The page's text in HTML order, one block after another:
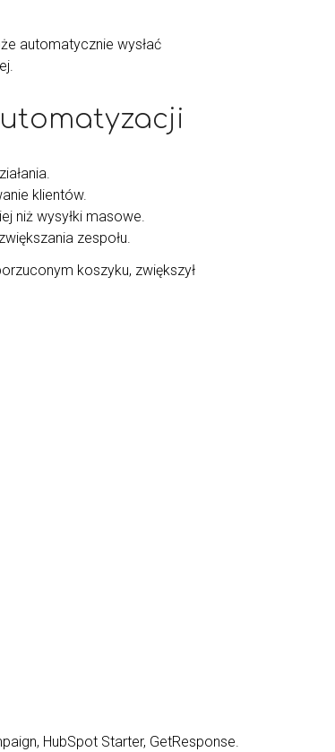
automatycznie wysłać
klientów.
niż wysyłki masowe.
zespołu.
koszyku, zwiększył
HubSpot Starter, GetResponse.